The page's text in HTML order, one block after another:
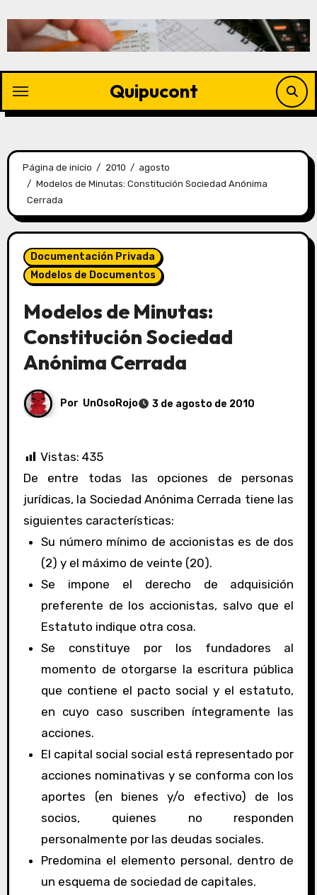
Quipucont
Página de inicio 2010
agosto
Modelos de Minutas: Constitución Sociedad Anónima
Cerrada
Documentación Privada
Modelos de Documentos
Modelos de Minutas:
Constitución Sociedad
Anónima Cerrada
Por UnOsoRojo 3 de agosto de 2010
Vistas: 435
De entre todas las opciones de personas
jurídicas, la Sociedad Anónima Cerrada tiene las
siguientes características:
Su número mínimo de accionistas es de dos
(2) y el máximo de veinte (20).
Se impone el derecho de adquisición
preferente de los accionistas, salvo que el
Estatuto indique otra cosa.
Se constituye por los fundadores al
momento de otorgarse la escritura pública
que contiene el pacto social y el estatuto,
en cuyo caso suscriben íntegramente las
acciones.
El capital social social está representado por
acciones nominativas y se conforma con los
aportes (en bienes y/o efectivo) de los
socios, quienes no responden
personalmente por las deudas sociales.
Predomina el elemento personal, dentro de
un esquema de sociedad de capitales.